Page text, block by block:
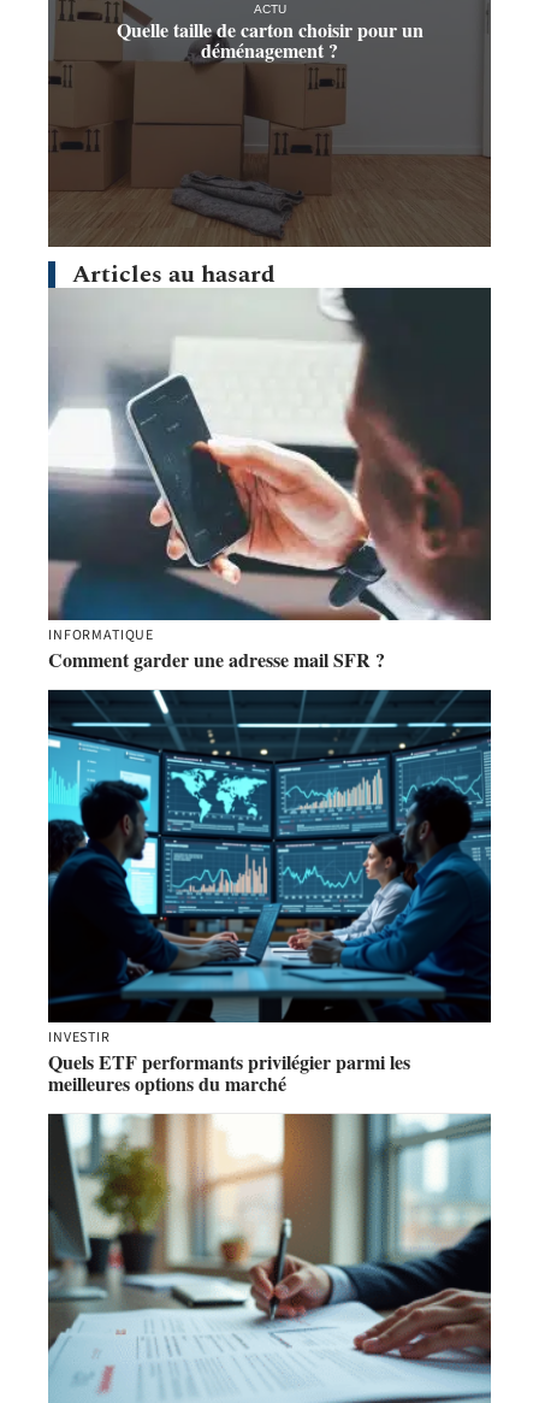
ACTU
Quelle taille de carton choisir pour un
déménagement ?
Articles au hasard
INFORMATIQUE
Comment garder une adresse mail SFR ?
INVESTIR
Quels ETF performants privilégier parmi les
meilleures options du marché